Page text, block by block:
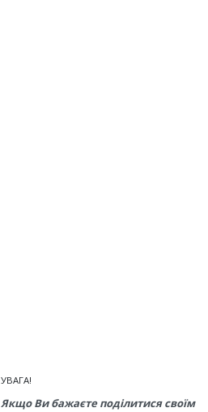
УВАГА!
Якщо Ви бажаєте поділитися своїм